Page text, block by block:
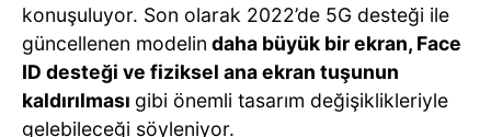
konuşuluyor. Son olarak 2022’de 5G desteği ile
güncellenen modelin daha büyük bir ekran, Face
ID desteği ve fiziksel ana ekran tuşunun
kaldırılması gibi önemli tasarım değişiklikleriyle
gelebileceği söyleniyor.